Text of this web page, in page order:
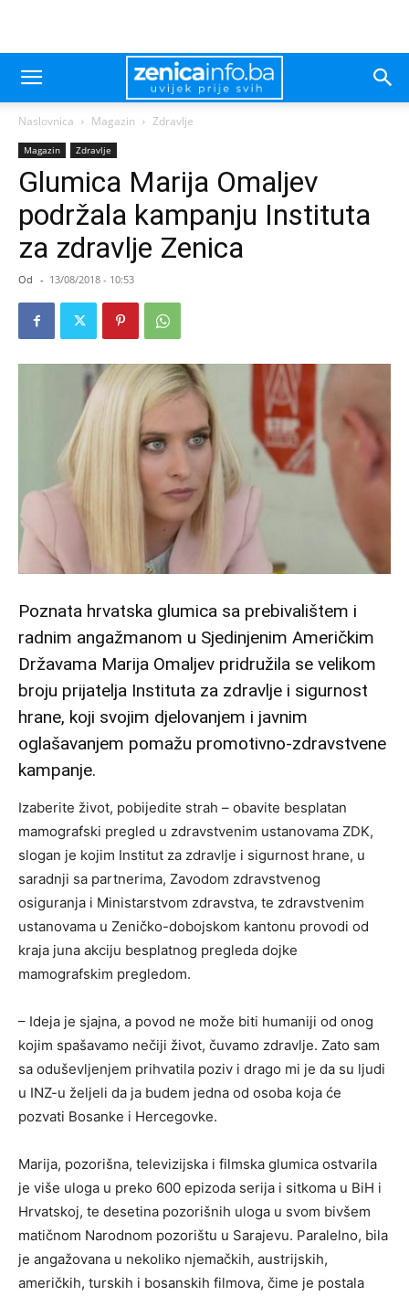
Naslovnica Magazin Zdravlje
Magazin Zdravlje
Glumica Marija Omaljev
podržala kampanju Instituta
za zdravlje Zenica
Od - 13/08/2018 - 10:53
Poznata hrvatska glumica sa prebivalištem i
radnim angažmanom u Sjedinjenim Američkim
Državama Marija Omaljev pridružila se velikom
broju prijatelja Instituta za zdravlje i sigurnost
hrane, koji svojim djelovanjem i javnim
oglašavanjem pomažu promotivno-zdravstvene
kampanje.
Izaberite život, pobijedite strah – obavite besplatan
mamografski pregled u zdravstvenim ustanovama ZDK,
slogan je kojim Institut za zdravlje i sigurnost hrane, u
saradnji sa partnerima, Zavodom zdravstvenog
osiguranja i Ministarstvom zdravstva, te zdravstvenim
ustanovama u Zeničko-dobojskom kantonu provodi od
kraja juna akciju besplatnog pregleda dojke
mamografskim pregledom.
– Ideja je sjajna, a povod ne može biti humaniji od onog
kojim spašavamo nečiji život, čuvamo zdravlje. Zato sam
sa oduševljenjem prihvatila poziv i drago mi je da su ljudi
u INZ-u željeli da ja budem jedna od osoba koja će
pozvati Bosanke i Hercegovke.
Marija, pozorišna, televizijska i filmska glumica ostvarila
je više uloga u preko 600 epizoda serija i sitkoma u BiH i
Hrvatskoj, te desetina pozorišnih uloga u svom bivšem
matičnom Narodnom pozorištu u Sarajevu. Paralelno, bila
je angažovana u nekoliko njemačkih, austrijskih,
američkih, turskih i bosanskih filmova, čime je postala